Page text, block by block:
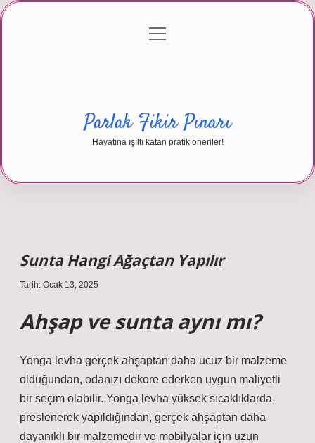
Gizlilik Politikası
menüyü
Parlak Fikir Pınarı
Hayatına ışıltı katan pratik öneriler!
Sunta Hangi Ağaçtan Yapılır
Tarih: Ocak 13, 2025
Ahşap ve sunta aynı mı?
Yonga levha gerçek ahşaptan daha ucuz bir malzeme
olduğundan, odanızı dekore ederken uygun maliyetli
bir seçim olabilir. Yonga levha yüksek sıcaklıklarda
preslenerek yapıldığından, gerçek ahşaptan daha
dayanıklı bir malzemedir ve mobilyalar için uzun